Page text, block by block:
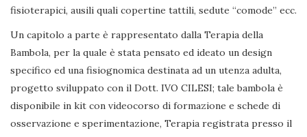
fisioterapici, ausili quali copertine tattili, sedute “comode” ecc.
Un capitolo a parte è rappresentato dalla Terapia della
Bambola, per la quale è stata pensato ed ideato un design
specifico ed una fisiognomica destinata ad un utenza adulta,
progetto sviluppato con il Dott. IVO CILESI; tale bambola è
disponibile in kit con videocorso di formazione e schede di
osservazione e sperimentazione, Terapia registrata presso il